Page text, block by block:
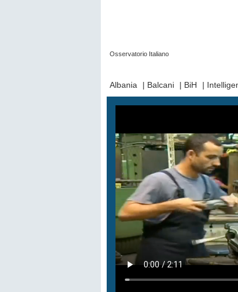
Osservatorio Italiano
Albania
| Balcani | BiH |